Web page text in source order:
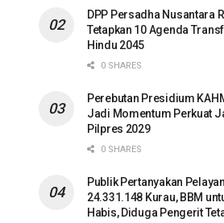
DPP Persadha Nusantara
Tetapkan 10 Agenda
Hindu 2045
0 SHARES
Perebutan Presidium
Jadi Momentum Perkuat
Pilpres 2029
0 SHARES
Publik Pertanyakan
24.331.148 Kurau, BBM
Habis, Diduga Pengerit